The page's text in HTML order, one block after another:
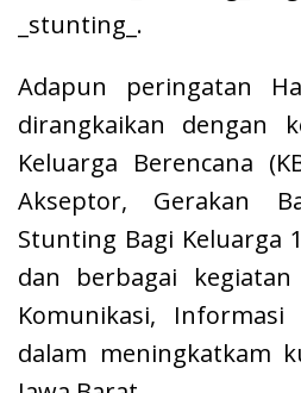
_stunting_.
Adapun peringatan
dirangkaikan dengan
Keluarga Berencana
Akseptor, Gerakan
Stunting Bagi Keluarga
dan berbagai
Komunikasi, Informasi
dalam meningkatkam